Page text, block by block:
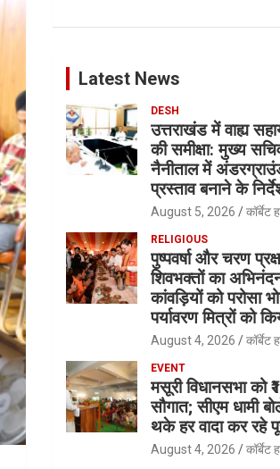
Latest News
DESH
उत्तराखंड में वाह्य
की समीक्षा: मुख्य
नैनीताल में
प्रस्ताव बनाने के
August 5, 2026 कॉर्बेट
RELIGIOUS
पुष्पवर्षा और चरण
शिवभक्तों का
कांवड़ियों को परोसा
पर्यावरण मित्रों को
August 4, 2026 कॉर्बेट
EVENT
मसूरी विधानसभा को
सौगात; सीएम धामी
थके हर वादा कर रहे
August 4, 2026 कॉर्बेट